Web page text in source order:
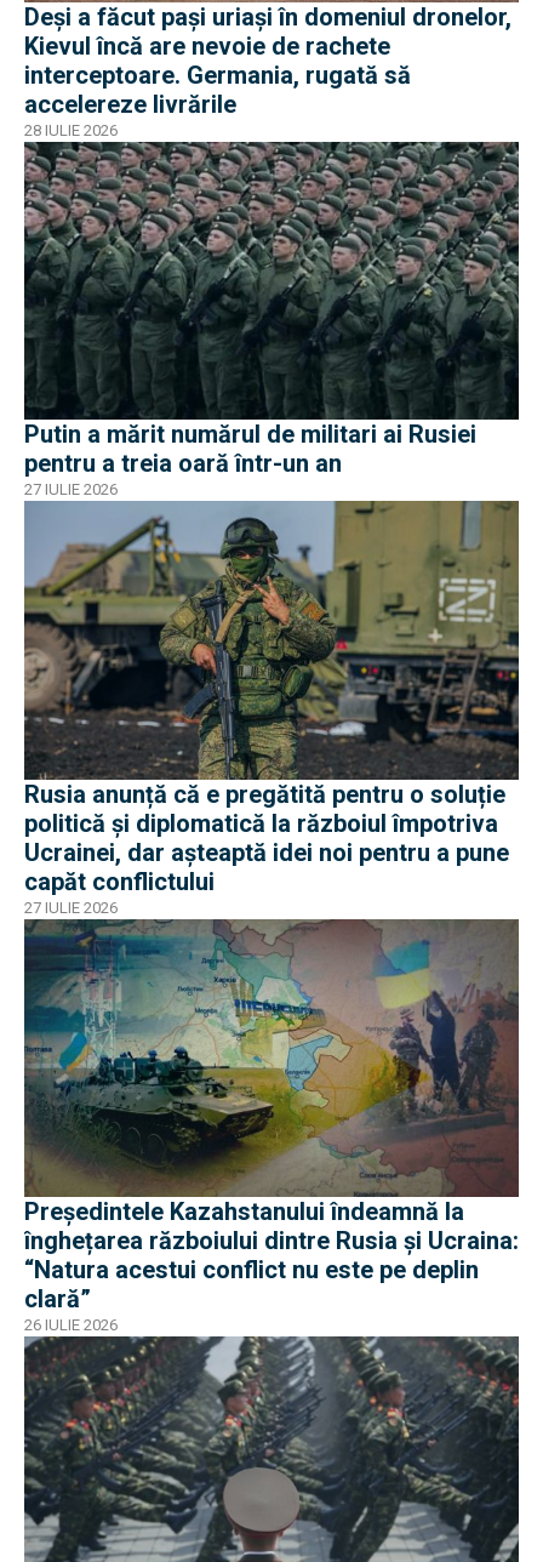
Deși a făcut pași uriași în domeniul dronelor,
Kievul încă are nevoie de rachete
interceptoare. Germania, rugată să
accelereze livrările
28 IULIE 2026
Putin a mărit numărul de militari ai Rusiei
pentru a treia oară într-un an
27 IULIE 2026
Rusia anunță că e pregătită pentru o soluție
politică și diplomatică la războiul împotriva
Ucrainei, dar așteaptă idei noi pentru a pune
capăt conflictului
27 IULIE 2026
Președintele Kazahstanului îndeamnă la
înghețarea războiului dintre Rusia și Ucraina:
“Natura acestui conflict nu este pe deplin
clară”
26 IULIE 2026